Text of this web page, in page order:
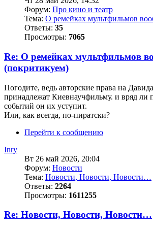
Форум: Про кино и театр
Тема: О ремейках мультфильмов
Ответы: 35
Просмотры: 7065
Re: О ремейках мультфильмов
(покритикуем)
Погодите, ведь авторские права на
принадлежат Киевнаучфильму. и вряд ли
событий он их уступит.
Или, как всегда, по-пиратски?
Перейти к сообщению
Inry
Вт 26 май 2026, 20:04
Форум: Новости
Тема: Новости, Новости, Новости…
Ответы: 2264
Просмотры: 1611255
Re: Новости, Новости, Новости…